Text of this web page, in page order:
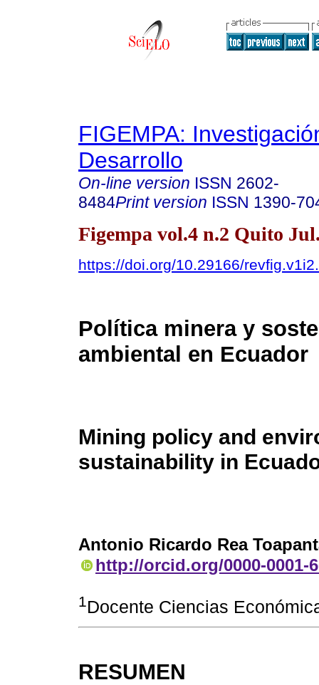
FIGEMPA:
Desarrollo
On-line version ISSN 2602-
8484Print version ISSN 1390-
Figempa vol.4 n.2 Quito
https://doi.org/10.29166/
Política minera y
ambiental en Ecuador
Mining policy and
sustainability in
Antonio Ricardo Rea
http://orcid.org/0000-0001-
1 Docente Ciencias
RESUMEN